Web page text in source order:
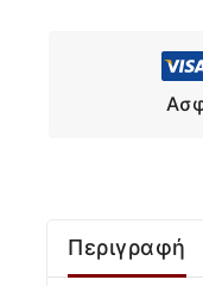
Περιγραφή